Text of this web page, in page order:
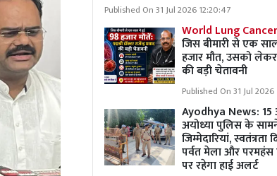
Published On 31 Jul 2026 12:20:47
World Lung
जिस बीमारी से एक
हजार मौत, उसको लेकर
की बड़ी चेतावनी
Published On 31 Jul 2026
Ayodhya News:
अयोध्या पुलिस के
जिम्मेदारियां, स्वतंत्रता
पर्वत मेला और परमहंस
पर रहेगा हाई अलर्ट